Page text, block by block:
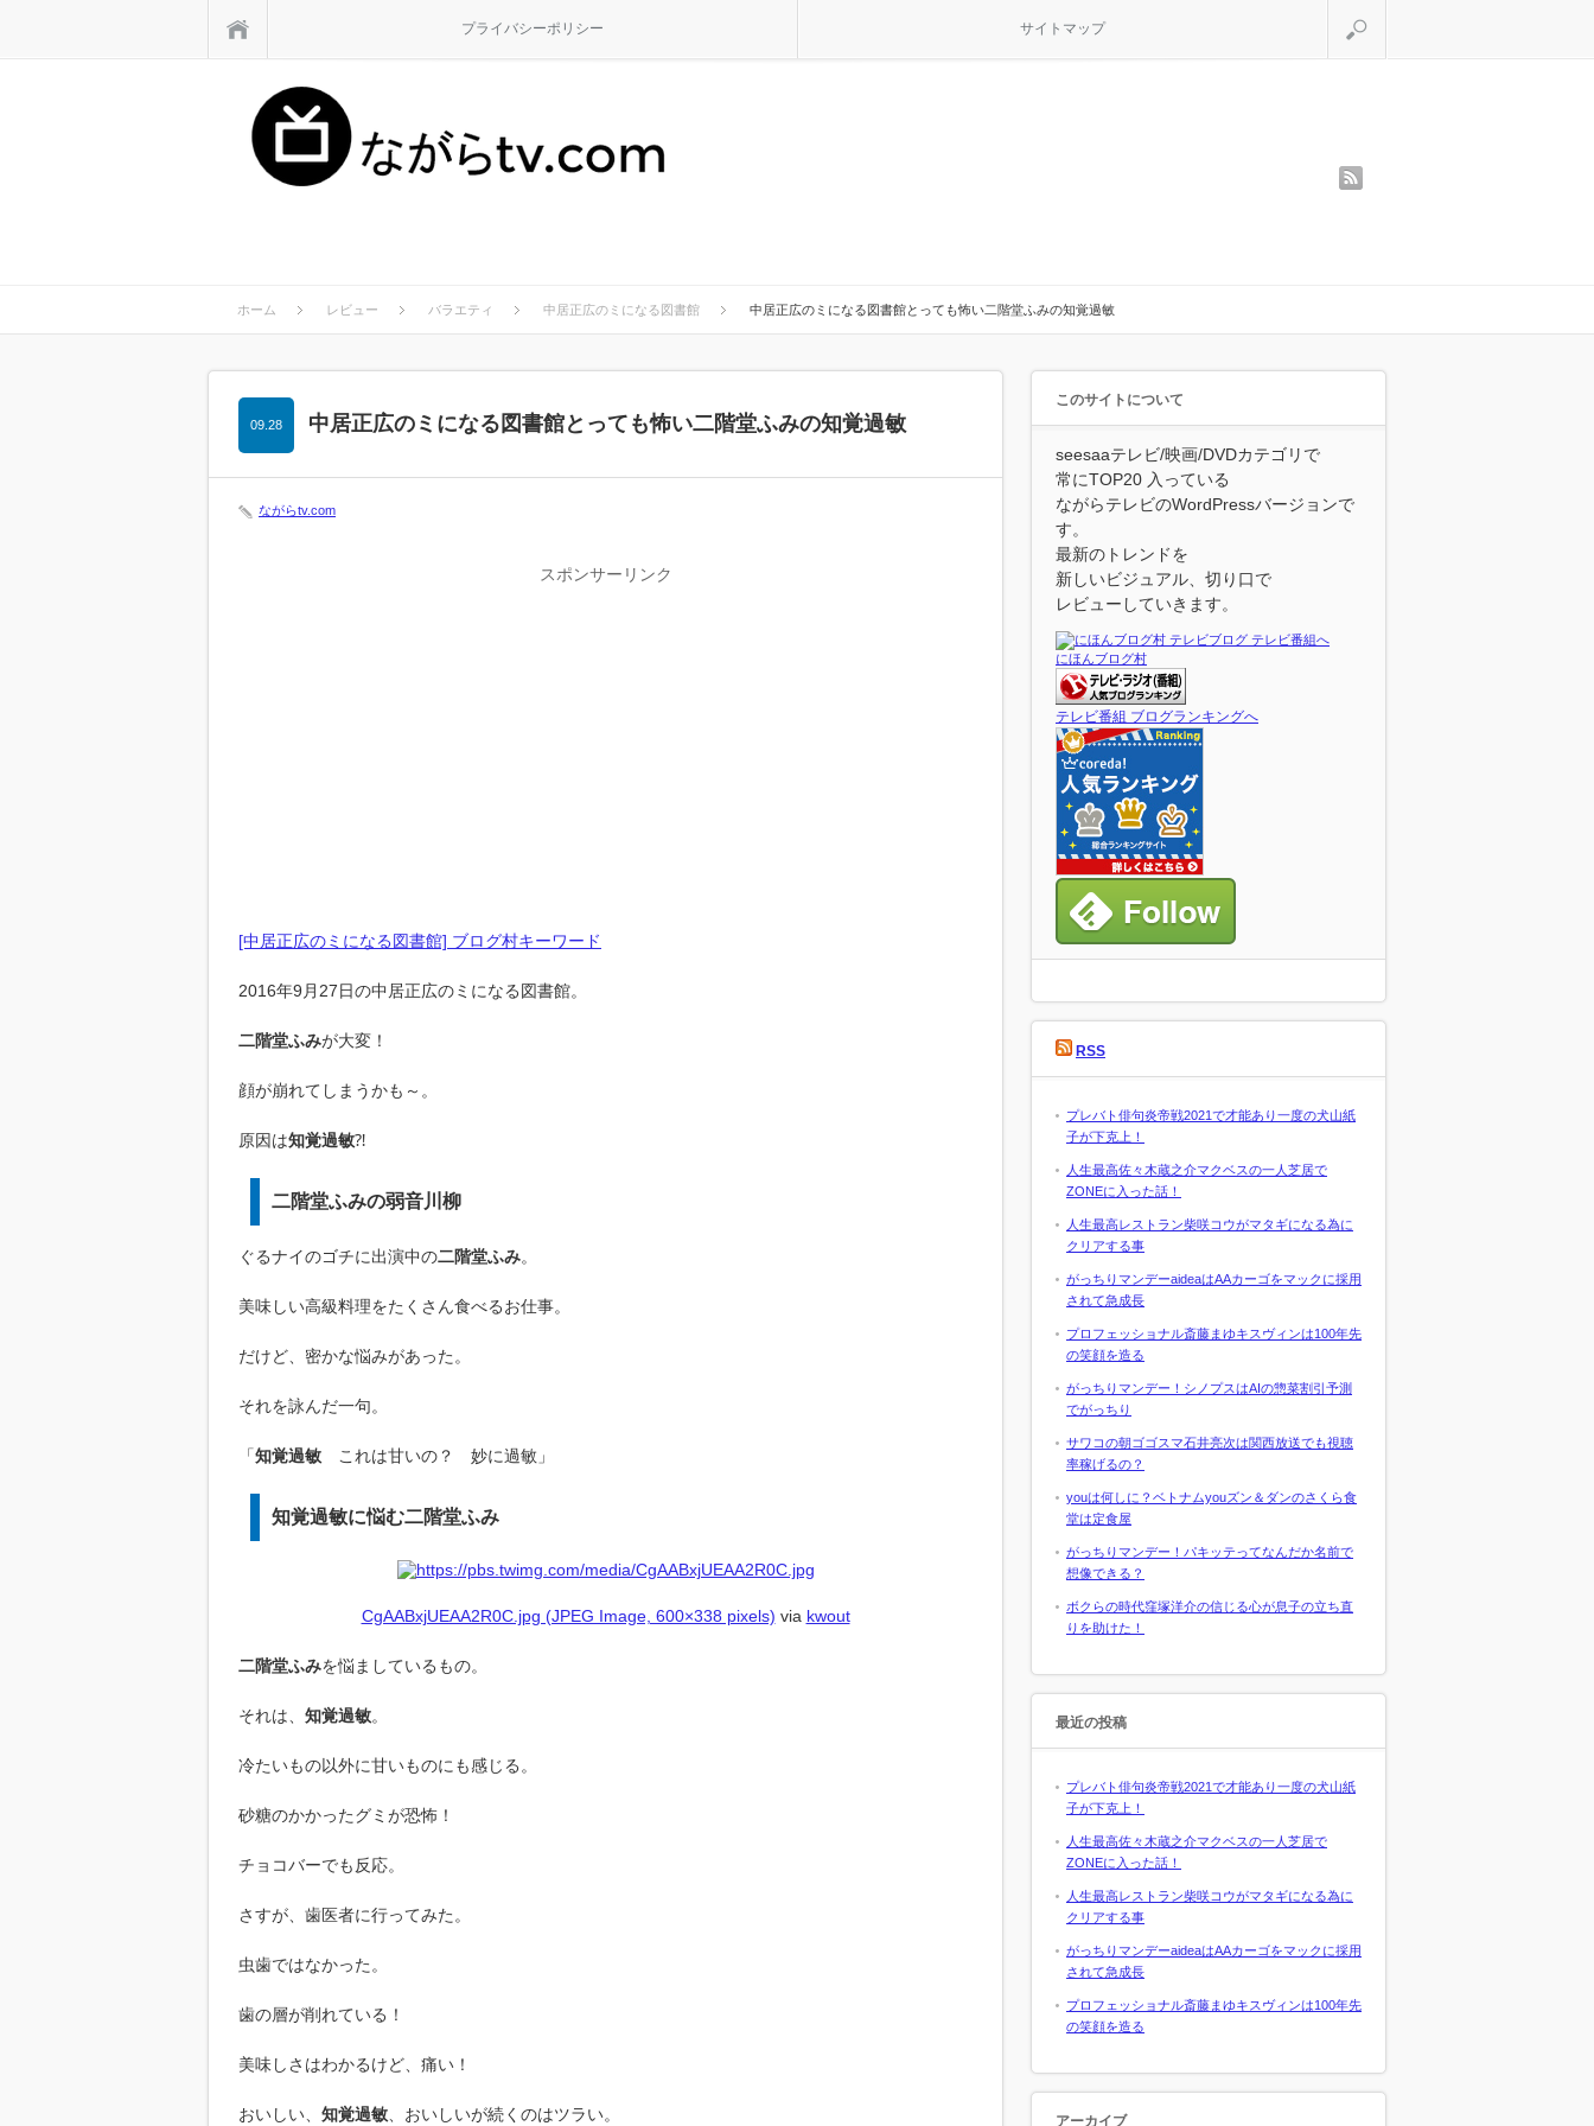
プライバシーポリシー サイトマップ
ホーム レビュー バラエティ 中居正広のミになる図書館 中居正広のミになる図書館とっても怖い二階堂ふみの知覚過敏
中居正広のミになる図書館とっても怖い二階堂ふみの知覚過敏
09.28
ながらtv.com
スポンサーリンク
[中居正広のミになる図書館] ブログ村キーワード
2016年9月27日の中居正広のミになる図書館。
二階堂ふみが大変！
顔が崩れてしまうかも～。
原因は知覚過敏⁈
二階堂ふみの弱音川柳
ぐるナイのゴチに出演中の二階堂ふみ。
美味しい高級料理をたくさん食べるお仕事。
だけど、密かな悩みがあった。
それを詠んだ一句。
「知覚過敏 これは甘いの？ 妙に過敏」
知覚過敏に悩む二階堂ふみ
CgAABxjUEAA2R0C.jpg (JPEG Image, 600×338 pixels) via kwout
二階堂ふみを悩ましているもの。
それは、 知覚過敏。
冷たいもの以外に甘いものにも感じる。
砂糖のかかったグミが恐怖！
チョコバーでも反応。
さすが、歯医者に行ってみた。
虫歯ではなかった。
歯の層が削れている！
美味しさはわかるけど、痛い！
おいしい、 知覚過敏 、おいしいが続くのはツラい。
このサイトについて
seesaaテレビ/映画/DVDカテゴリで
常にTOP20 入っている
ながらテレビのWordPressバージョンで
す。
最新のトレンドを
新しいビジュアル、切り口で
レビューしていきます。
にほんブログ村
テレビ番組 ブログランキングへ
RSS
プレバト俳句炎帝戦2021で才能あり一度の犬山紙
子が下克上！
人生最高佐々木蔵之介マクベスの一人芝居で
ZONEに入った話！
人生最高レストラン柴咲コウがマタギになる為に
クリアする事
がっちりマンデーaideaはAAカーゴをマックに採用
されて急成長
プロフェッショナル斎藤まゆキスヴィンは100年先
の笑顔を造る
がっちりマンデー！シノプスはAIの惣菜割引予測
でがっちり
サワコの朝ゴゴスマ石井亮次は関西放送でも視聴
率稼げるの？
youは何しに？ベトナムyouズン＆ダンのさくら食
堂は定食屋
がっちりマンデー！パキッテってなんだか名前で
想像できる？
ボクらの時代窪塚洋介の信じる心が息子の立ち直
りを助けた！
最近の投稿
プレバト俳句炎帝戦2021で才能あり一度の犬山紙
子が下克上！
人生最高佐々木蔵之介マクベスの一人芝居で
ZONEに入った話！
人生最高レストラン柴咲コウがマタギになる為に
クリアする事
がっちりマンデーaideaはAAカーゴをマックに採用
されて急成長
プロフェッショナル斎藤まゆキスヴィンは100年先
の笑顔を造る
アーカイブ